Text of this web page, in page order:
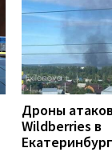
Дроны
Wildberries в